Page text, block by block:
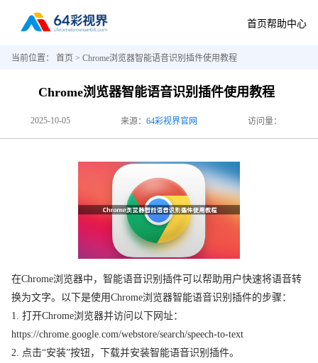
首页帮助中心
当前位置： 首页 > Chrome浏览器智能语音识别插件使用教程
Chrome浏览器智能语音识别插件使用教程
2025-10-05 来源： 64彩视界官网 访问量：
在Chrome浏览器中，智能语音识别插件可以帮助用户快速将语音转
换为文字。以下是使用Chrome浏览器智能语音识别插件的步骤：
1. 打开Chrome浏览器并访问以下网址：
https://chrome.google.com/webstore/search/speech-to-text
2. 点击“安装”按钮，下载并安装智能语音识别插件。